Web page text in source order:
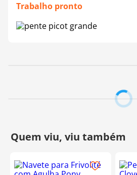
Fabricante:Clover
O que é Frivolité?
como toalhinhas, rendas para
e artesanal. A precisão nos picôs e
uniformidade dos detalhes.
Trabalho pronto